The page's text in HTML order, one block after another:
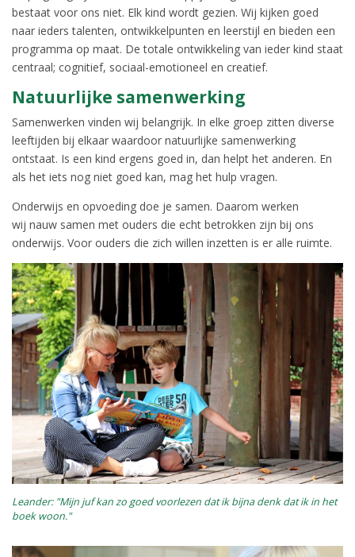
bestaat voor ons niet. Elk kind wordt gezien. Wij kijken goed
naar ieders talenten, ontwikkelpunten en leerstijl en bieden een
programma op maat. De totale ontwikkeling van ieder kind staat
centraal; cognitief, sociaal-emotioneel en creatief.
Natuurlijke samenwerking
Samenwerken vinden wij belangrijk. In elke groep zitten diverse
leeftijden bij elkaar waardoor natuurlijke samenwerking
ontstaat. Is een kind ergens goed in, dan helpt het anderen. En
als het iets nog niet goed kan, mag het hulp vragen.
Onderwijs en opvoeding doe je samen. Daarom werken
wij nauw samen met ouders die echt betrokken zijn bij ons
onderwijs. Voor ouders die zich willen inzetten is er alle ruimte.
Leander: "Mijn juf kan zo goed voorlezen dat ik bijna denk dat ik in het
boek woon."